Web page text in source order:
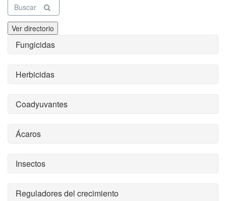
Buscar
Ver directorio
Fungicidas
Herbicidas
Coadyuvantes
Ácaros
Insectos
Reguladores del crecimiento